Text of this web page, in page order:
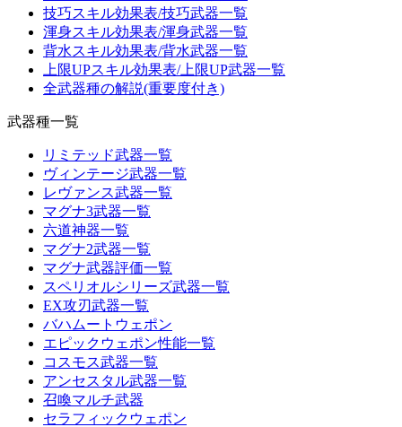
技巧スキル効果表/技巧武器一覧
渾身スキル効果表/渾身武器一覧
背水スキル効果表/背水武器一覧
上限UPスキル効果表/上限UP武器一覧
全武器種の解説(重要度付き)
武器種一覧
リミテッド武器一覧
ヴィンテージ武器一覧
レヴァンス武器一覧
マグナ3武器一覧
六道神器一覧
マグナ2武器一覧
マグナ武器評価一覧
スペリオルシリーズ武器一覧
EX攻刃武器一覧
バハムートウェポン
エピックウェポン性能一覧
コスモス武器一覧
アンセスタル武器一覧
召喚マルチ武器
セラフィックウェポン